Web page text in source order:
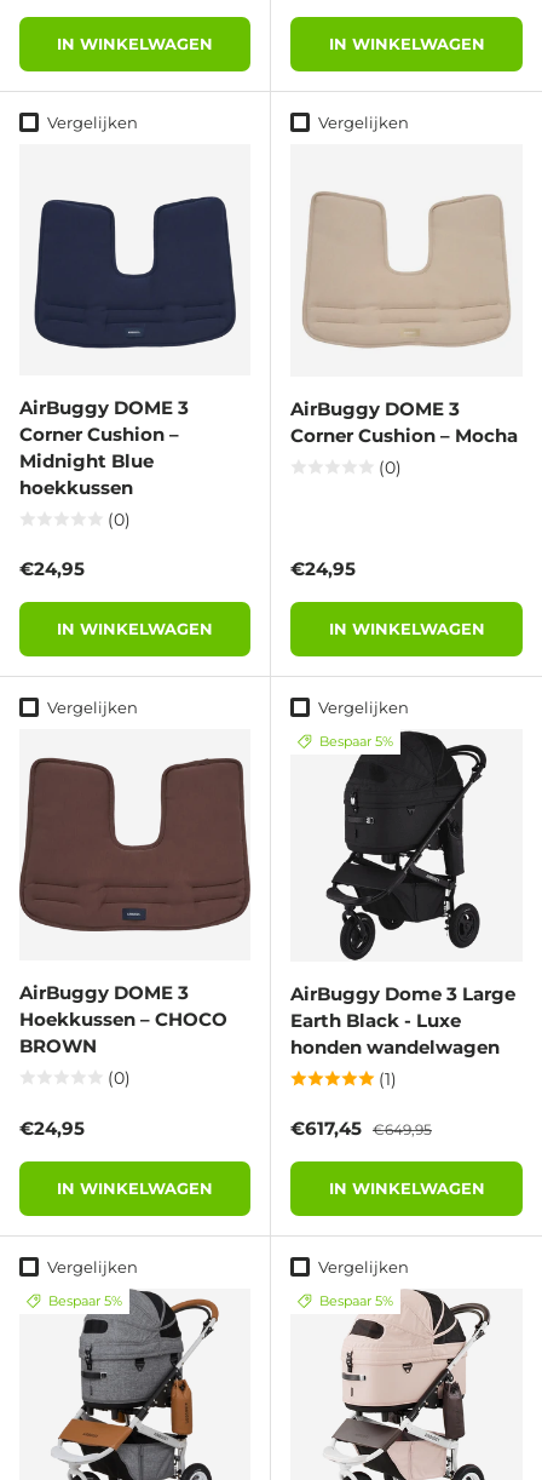
IN WINKELWAGEN IN WINKELWAGEN
Vergelijken
AirBuggy DOME 3
Corner Cushion –
Midnight Blue
hoekkussen
(0)
Reguliere prijs
€24,95
IN WINKELWAGEN
Vergelijken
AirBuggy DOME 3
Corner Cushion – Mocha
(0)
Reguliere prijs
€24,95
IN WINKELWAGEN
Vergelijken
AirBuggy DOME 3
Hoekkussen – CHOCO
BROWN
(0)
Reguliere prijs
€24,95
IN WINKELWAGEN
Vergelijken
Bespaar 5%
AirBuggy Dome 3 Large
Earth Black - Luxe
honden wandelwagen
(1)
Verkoopprijs
€617,45 Reguliere prijs
€649,95
IN WINKELWAGEN
Vergelijken
Bespaar 5%
Vergelijken
Bespaar 5%